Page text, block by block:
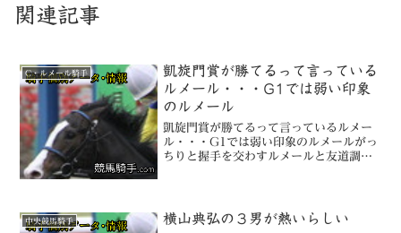
関連記事
C・ルメール騎手
凱旋門賞が勝てるって言っている
ルメール・・・G1では弱い印象
のルメール
凱旋門賞が勝てるって言っているルメー
ル・・・G1では弱い印象のルメールがっ
ちりと握手を交わすルメールと友道調教
のＧ１、凱旋門賞（１０月...
中央競馬騎手 横山典弘の３男が熱いらしい